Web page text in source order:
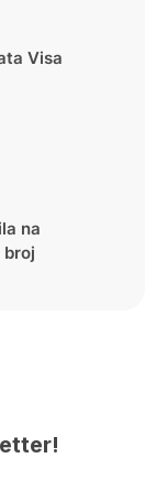
Visa
na
broj